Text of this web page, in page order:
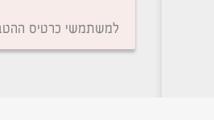
למשתמשי כרטיס